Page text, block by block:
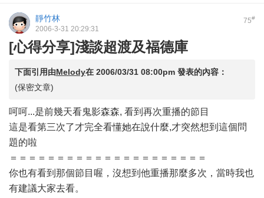
75#
靜竹林
2006-3-31 20:29:31
[心得分享]淺談超渡及福德庫
下面引用由Melody在 2006/03/31 08:00pm 發表的內容：
(保密文章)
呵呵...是前幾天看鬼影森森, 看到再次重播的節目
這是看第三次了才完全看懂她在說什麼,才突然想到這個問
題的啦
＝＝＝＝＝＝＝＝＝＝＝＝＝＝＝＝＝＝＝＝＝
你也有看到那個節目喔，沒想到他重播那麼多次，當時我也
有建議大家去看。